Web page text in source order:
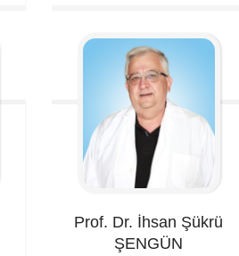
Prof. Dr. İhsan Şükrü
ŞENGÜN